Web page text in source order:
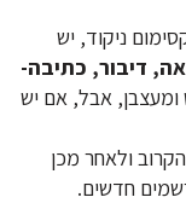
ניקוד, יש
8, קריאה, דיבור, כתיבה-
ומעצבן, אבל, אם יש
ולאחר מכן
חדשים.